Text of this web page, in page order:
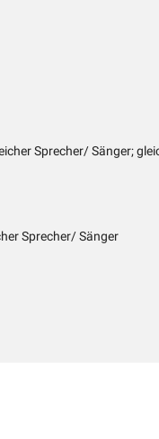
Sprecher/ Sänger;
Sprecher/ Sänger